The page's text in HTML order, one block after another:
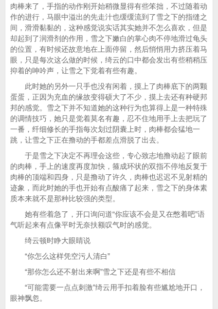
肉棒来了，手指的动作刚开始稍微显得有些笨拙，不过随着动
作的进行，马眼中溢出的先走汁也缓缓流到了雪之下的指缝之
间，滑滑黏黏的，这种感觉说实话其实她并不怎么喜欢，但是
却起到了润滑剂的作用，雪之下嫩白的掌心肉不停地滑过龟头
的位置，有时候还故意地在上面停留，然后悄悄用力挤压着马
眼，只是每次这么做的时候，绮云的口中都会发出有些稍稍压
抑着的呻吟声，让雪之下觉着有些有趣。
此时她的另外一只手也没有闲着，摸上了肉棒底下的两颗
蛋蛋，正因为充血的缘故变得硕大了不少，摸上去还有种硬邦
邦的感觉。雪之下并不知道她的这种行为也算得上是一种特殊
的调情技巧，她只是觉着莫名有趣，忍不住地用手上去把玩了
一番，纤细修长的手指每次划过阴囊上时，肉棒都会猛地一
跳，让雪之下正在撸动的手都差点滑脱了出去。
于是雪之下决定不再理会这些，专心致志地撸动起了眼前
的肉棒，手上的速度再度加快，箍成环状的双指不停地反复于
肉棒的顶端和四身，只是撸动了许久，肉棒也迟迟不见射精的
迹象，而此时她的手也开始有点酸痛了起来，雪之下的身体素
质本来就不是那种比较强的类型。
她有些着急了，开口询问道“你应该不会是又在憋着吧”语
气听起来有点像平时无奈扶额叹气时的感觉。
绮云顿时睁大眼睛说
“你怎么这样凭空污人清白”
“那你怎么还不射出来啊”雪之下还是有些不相信
“可能需要一点点刺激”绮云用手扣着脸有些尴尬地开口，
眼神飘忽。